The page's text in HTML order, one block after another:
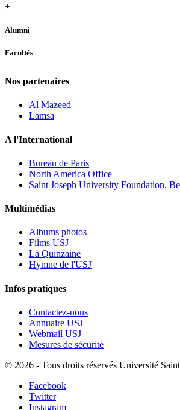
+
Alumni
Facultés
Nos partenaires
Al Mazeed
Lamsa
A l'International
Bureau de Paris
North America Office
Saint Joseph University Foundation,
Multimédias
Albums photos
Films USJ
La Quinzaine
Hymne de l'USJ
Infos pratiques
Contactez-nous
Annuaire USJ
Webmail USJ
Mesures de sécurité
© 2026 - Tous droits réservés Université
Facebook
Twitter
Instagram